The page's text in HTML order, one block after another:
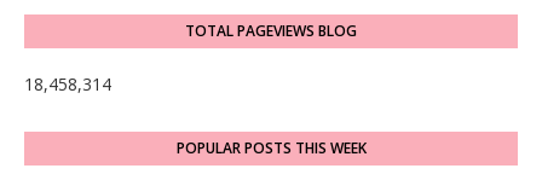
TOTAL PAGEVIEWS BLOG
18,458,314
POPULAR POSTS THIS WEEK